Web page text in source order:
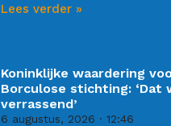
Lees verder »
Koninklijke waardering
Borculose stichting: ‘Dat
verrassend’
6 augustus, 2026 12:46